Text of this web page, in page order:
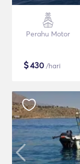
Perahu Motor
$430 /hari